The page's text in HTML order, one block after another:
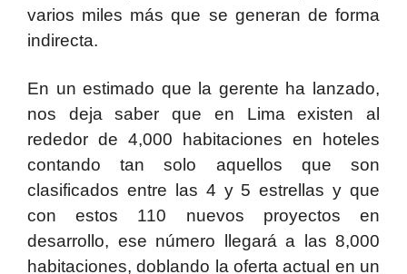
varios miles más que se generan de forma
indirecta.
En un estimado que la gerente ha lanzado,
nos deja saber que en Lima existen al
rededor de 4,000 habitaciones en hoteles
contando tan solo aquellos que son
clasificados entre las 4 y 5 estrellas y que
con estos 110 nuevos proyectos en
desarrollo, ese número llegará a las 8,000
habitaciones, doblando la oferta actual en un